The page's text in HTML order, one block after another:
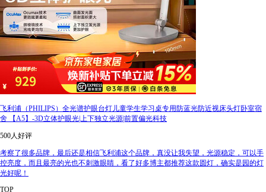
飞利浦（PHILIPS）全光谱护眼台灯儿童学生学习桌专用防蓝光防近视床头灯卧室宿
舍 【A5】-3D立体护眼光|上下独立光源|前置偏光科技
500人好评
考察了很多品牌，最后还是相信飞利浦这个品牌，真没让我失望，光源稳定，可以手
控亮度，而且最亮的光也不刺激眼睛，看了好多博主都推荐这款圆灯，确实是园的灯
光好呢！
TOP